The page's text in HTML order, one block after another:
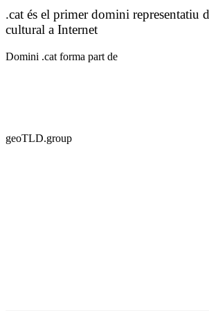
.cat és el primer domini representatiu
cultural a Internet
Domini .cat forma part de
geoTLD.group